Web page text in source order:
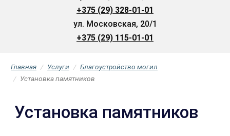
+375 (29) 328-01-01
ул. Московская, 20/1
+375 (29) 115-01-01
Главная Услуги
Благоустройство могил
Установка памятников
Установка памятников